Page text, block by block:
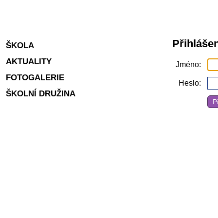
Jméno
Heslo
ŠKOLA
AKTUALITY
FOTOGALERIE
ŠKOLNÍ DRUŽINA